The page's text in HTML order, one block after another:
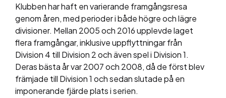
Klubben har haft en varierande framgångsresa
genom åren, med perioder i både högre och lägre
divisioner. Mellan 2005 och 2016 upplevde laget
flera framgångar, inklusive uppflyttningar från
Division 4 till Division 2 och även spel i Division 1.
Deras bästa år var 2007 och 2008, då de först blev
främjade till Division 1 och sedan slutade på en
imponerande fjärde plats i serien​​.